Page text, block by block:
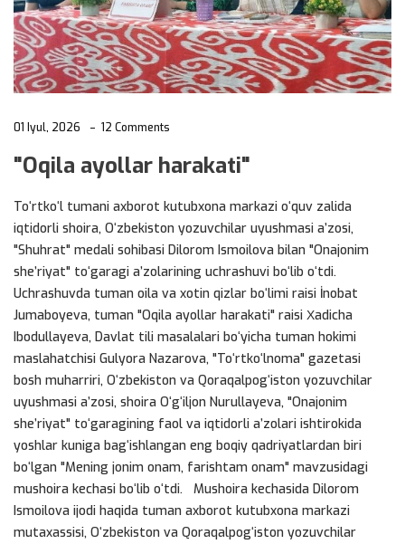
01 Iyul, 2026 12 Comments
"Oqila ayollar harakati"
Toʻrtkoʻl tumani axborot kutubxona markazi oʻquv zalida
iqtidorli shoira, Oʻzbekiston yozuvchilar uyushmasi aʼzosi,
"Shuhrat" medali sohibasi Dilorom Ismoilova bilan "Onajonim
sheʼriyat" toʻgaragi aʼzolarining uchrashuvi boʻlib oʻtdi.
Uchrashuvda tuman oila va xotin qizlar boʻlimi raisi İnobat
Jumaboyeva, tuman "Oqila ayollar harakati" raisi Хadicha
Ibodullayeva, Davlat tili masalalari boʻyicha tuman hokimi
maslahatchisi Gulyora Nazarova, "Toʻrtkoʻlnoma" gazetasi
bosh muharriri, Oʻzbekiston va Qoraqalpogʻiston yozuvchilar
uyushmasi aʼzosi, shoira Oʻgʻiljon Nurullayeva, "Onajonim
sheʼriyat" toʻgaragining faol va iqtidorli aʼzolari ishtirokida
yoshlar kuniga bagʻishlangan eng boqiy qadriyatlardan biri
boʻlgan "Mening jonim onam, farishtam onam" mavzusidagi
mushoira kechasi boʻlib oʻtdi. Mushoira kechasida Dilorom
Ismoilova ijodi haqida tuman axborot kutubxona markazi
mutaxassisi, Oʻzbekiston va Qoraqalpogʻiston yozuvchilar